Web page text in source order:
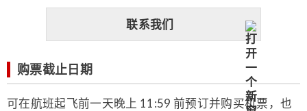
联系我们
购票截止日期
可在航班起飞前一天晚上 11:59 前预订并购买机票，也